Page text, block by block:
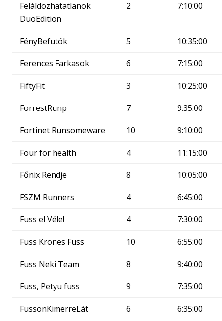
Feláldozhatatlanok
DuoEdition
2 7:10:00
FényBefutók 5 10:35:00
Ferences Farkasok 6 7:15:00
FiftyFit 3 10:25:00
ForrestRunp 7 9:35:00
Fortinet Runsomeware 10 9:10:00
Four for health 4 11:15:00
Főnix Rendje 8 10:05:00
FSZM Runners 4 6:45:00
Fuss el Véle! 4 7:30:00
Fuss Krones Fuss 10 6:55:00
Fuss Neki Team 8 9:40:00
Fuss, Petyu fuss 9 7:35:00
FussonKimerreLát 6 6:35:00